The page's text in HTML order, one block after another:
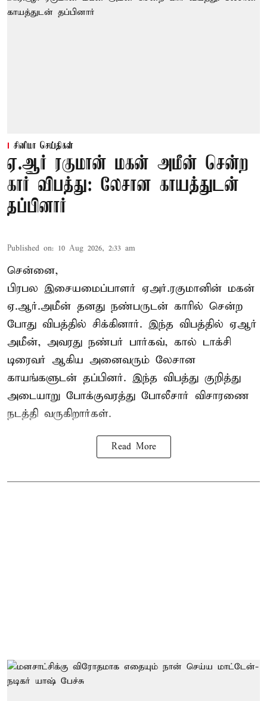
சினிமா செய்திகள்
ஏ.ஆர் ரகுமான் மகன் அமீன் சென்ற
கார் விபத்து: லேசான காயத்துடன்
தப்பினார்
Published on: 10 Aug 2026, 2:33 am
சென்னை,
பிரபல இசையமைப்பாளர் ஏஅர்.ரகுமானின் மகன்
ஏ.ஆர்.அமீன் தனது நண்பருடன் காரில் சென்ற
போது விபத்தில் சிக்கினார். இந்த விபத்தில் ஏஆர்
அமீன், அவரது நண்பர் பார்கவ், கால் டாக்சி
டிரைவர் ஆகிய அனைவரும் லேசான
காயங்களுடன் தப்பினர். இந்த விபத்து குறித்து
அடையாறு போக்குவரத்து போலீசார் விசாரணை
நடத்தி வருகிறார்கள்.
Read More